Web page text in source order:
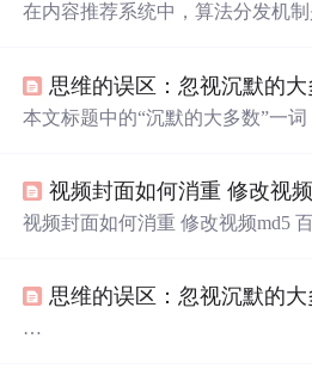
在内容推荐系统中，算法分发机
容质量，并基于‘赛马机制’进行流
术价值在于能实现平台资源的优化
时数据表现（如互动率、停留时长
量曝光。本文聚焦于抖音直播，深
动率’、优化‘停留时长’等关键数
思维的误区：忽视沉默的大
本文标题中的“沉默的大多数”一
是探讨某些思维的误区。这些误区
沉默的证据”。★误区1：把随机
言帝”还很有市场，连不少 IT 行业
视频封面如何消重 修改视
视频封面如何消重 修改视频md5 百度网盘 当短
探索一条真正适合商业本质的发
思维的误区：忽视沉默的大